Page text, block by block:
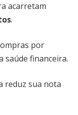
acarretam
.
por
saúde financeira.
reduz sua nota